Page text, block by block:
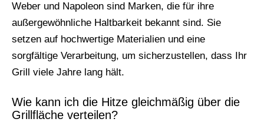
Weber und Napoleon sind Marken, die für ihre
außergewöhnliche Haltbarkeit bekannt sind. Sie
setzen auf hochwertige Materialien und eine
sorgfältige Verarbeitung, um sicherzustellen, dass Ihr
Grill viele Jahre lang hält.
Wie kann ich die Hitze gleichmäßig über die
Grillfläche verteilen?